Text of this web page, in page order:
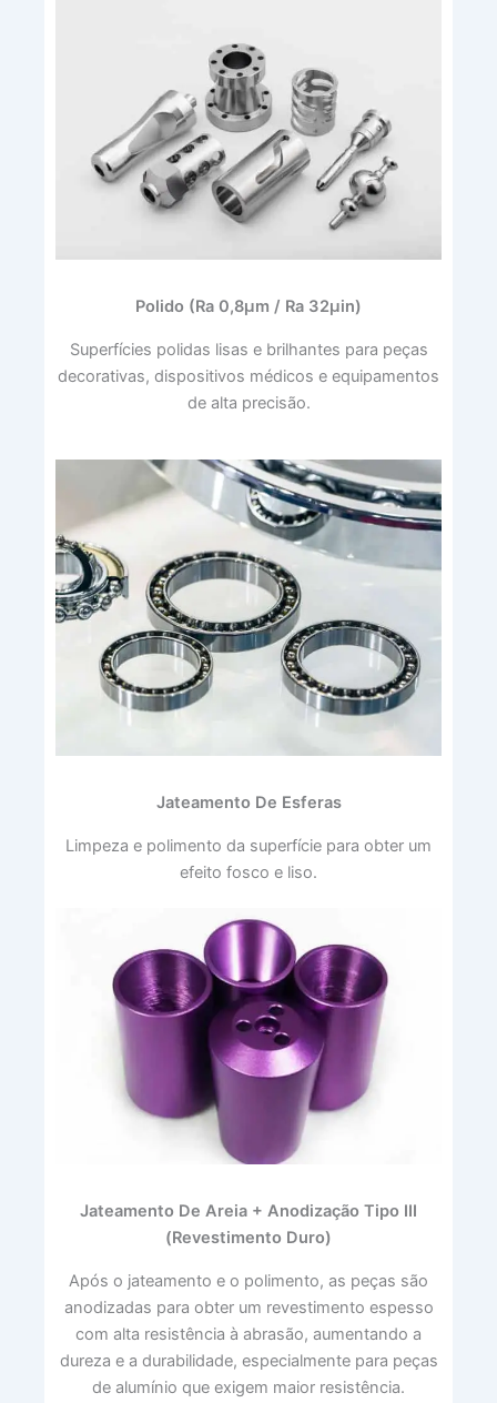
Polido (Ra 0,8μm / Ra 32μin)
Superfícies polidas lisas e brilhantes para peças
decorativas, dispositivos médicos e equipamentos
de alta precisão.
Jateamento De Esferas
Limpeza e polimento da superfície para obter um
efeito fosco e liso.
Jateamento De Areia + Anodização Tipo III
(revestimento Duro)
Após o jateamento e o polimento, as peças são
anodizadas para obter um revestimento espesso
com alta resistência à abrasão, aumentando a
dureza e a durabilidade, especialmente para peças
de alumínio que exigem maior resistência.